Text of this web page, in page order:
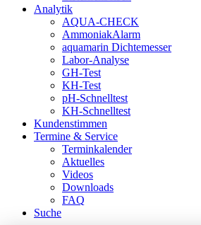
Analytik
AQUA-CHECK
AmmoniakAlarm
aquamarin Dichtemesser
Labor-Analyse
GH-Test
KH-Test
pH-Schnelltest
KH-Schnelltest
Kundenstimmen
Termine & Service
Terminkalender
Aktuelles
Videos
Downloads
FAQ
Suche